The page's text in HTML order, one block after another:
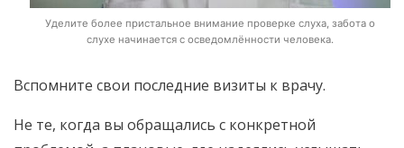
Уделите более пристальное внимание проверке слуха, забота о
слухе начинается с осведомлённости человека.
Вспомните свои последние визиты к врачу.
Не те, когда вы обращались с конкретной